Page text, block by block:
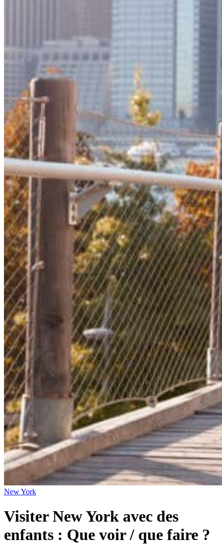
New York
Visiter New York avec des
enfants : Que voir / que faire ?